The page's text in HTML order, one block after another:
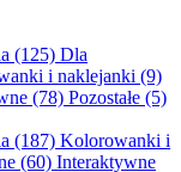
(125) Dla
i naklejanki (9)
(78) Pozostałe (5)
(187) Kolorowanki i
(60) Interaktywne